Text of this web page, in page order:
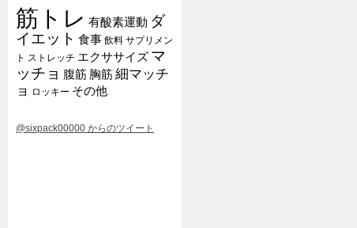
筋トレ 有酸素運動 ダ
イエット 食事 飲料 サプリメン
ト ストレッチ エクササイズ マ
ッチョ 腹筋 胸筋細マッチ
ョ
ロッキー その他
@sixpack00000 からのツイート